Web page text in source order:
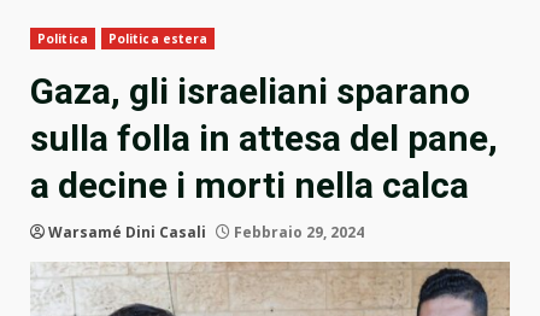
Politica Politica estera
Gaza, gli israeliani sparano
sulla folla in attesa del pane,
a decine i morti nella calca
Warsamé Dini Casali Febbraio 29, 2024